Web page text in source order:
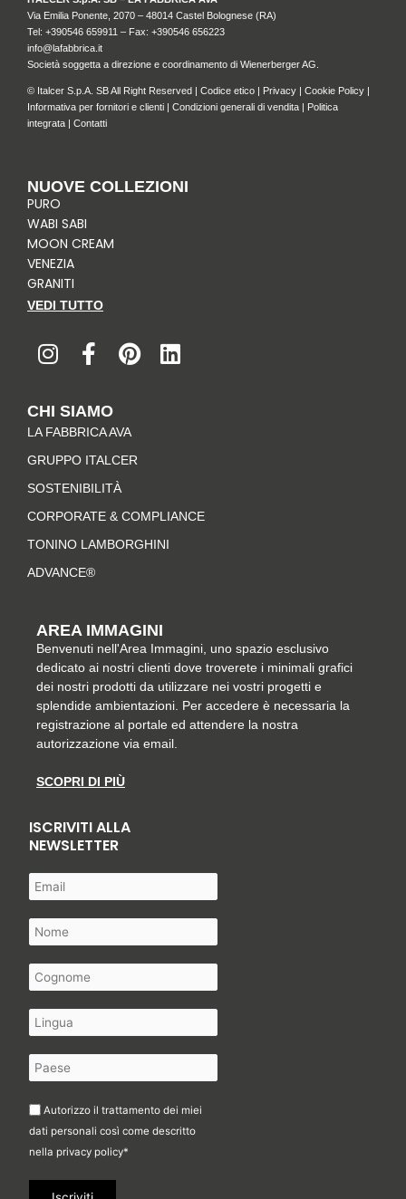
Via Emilia Ponente, 2070 – 48014 Castel Bolognese (RA)
Tel: +390546 659911 – Fax: +390546 656223
info@lafabbrica.it
Società soggetta a direzione e coordinamento di Wienerberger AG.
© Italcer S.p.A. SB All Right Reserved | Codice etico | Privacy | Cookie Policy |
Informativa per fornitori e clienti | Condizioni generali di vendita | Politica
integrata | Contatti
NUOVE COLLEZIONI
PURO
WABI SABI
MOON CREAM
VENEZIA
GRANITI
VEDI TUTTO
n
s
a
g
r
a
m
a
c
b
o
o
k
-
f
i
n
r
e
t
i
n
CHI SIAMO
LA FABBRICA AVA
GRUPPO ITALCER
SOSTENIBILITÀ
CORPORATE & COMPLIANCE
TONINO LAMBORGHINI
ADVANCE®
AREA IMMAGINI
Benvenuti nell'Area Immagini, uno spazio esclusivo
dedicato ai nostri clienti dove troverete i minimali grafici
dei nostri prodotti da utilizzare nei vostri progetti e
splendide ambientazioni. Per accedere è necessaria la
registrazione al portale ed attendere la nostra
autorizzazione via email.
SCOPRI DI PIÙ
ISCRIVITI ALLA
NEWSLETTER
Autorizzo il trattamento dei miei
dati personali così come descritto
nella privacy policy*